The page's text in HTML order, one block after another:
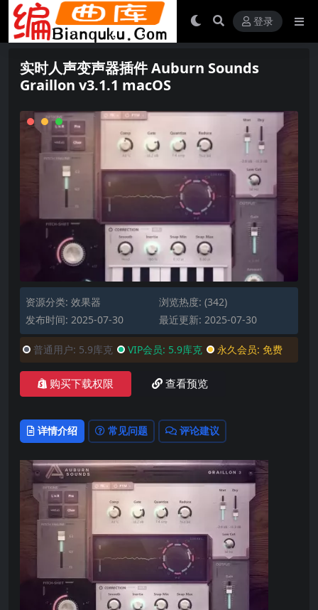
登录
实时人声变声器插件 Auburn Sounds
Graillon v3.1.1 macOS
资源分类: 效果器
浏览热度: (342)
发布时间: 2025-07-30
最近更新: 2025-07-30
普通用户: 5.9库克 VIP会员: 5.9库克 永久会员: 免费
购买下载权限 查看预览
详情介绍 常见问题 评论建议